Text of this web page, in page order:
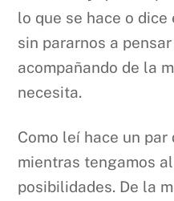
lo que se hace o
sin pararnos a
acompañando de la
necesita.
Como leí hace un
mientras tengamos
posibilidades. De la